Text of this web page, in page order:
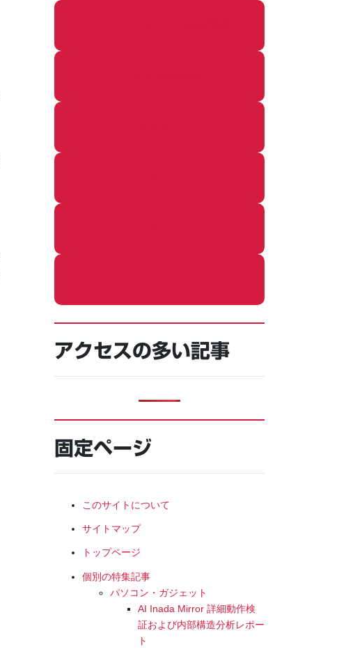
アクセスの多い記事
固定ページ
このサイトについて
サイトマップ
トップページ
個別の特集記事
パソコン・ガジェット
AI Inada Mirror 詳細動作検
証および内部構造分析レポー
ト